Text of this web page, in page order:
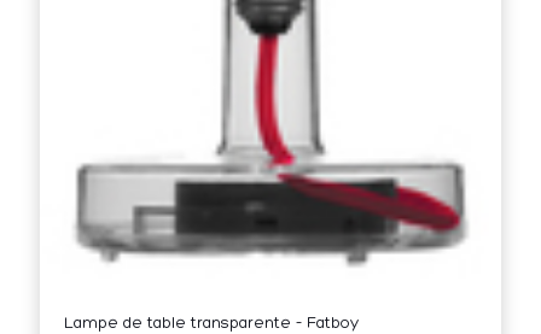
Lampe de table transparente – Fatboy